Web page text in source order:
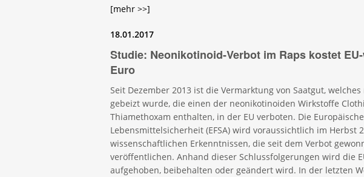
[mehr >>]
18.01.2017
Studie: Neonikotinoid-Verbot im Raps kostet
Euro
Seit Dezember 2013 ist die Vermarktung von Saatgut,
gebeizt wurde, die einen der neonikotinoiden Wirkstoffe
Thiamethoxam enthalten, in der EU verboten. Die
Lebensmittelsicherheit (EFSA) wird voraussichtlich im Herbst
wissenschaftlichen Erkenntnissen, die seit dem Verbot
veröffentlichen. Anhand dieser Schlussfolgerungen wird die
aufgehoben, beibehalten oder geändert wird. In der letzten